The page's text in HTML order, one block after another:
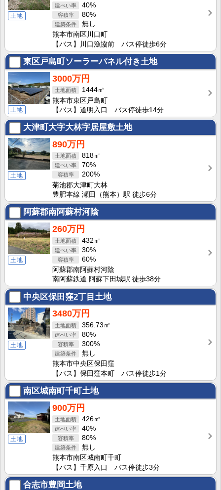
土地
40%
80%
無し
熊本市南区川口町
【バス】川口漁協前 バス停徒歩6分
東区戸島町ソーラーパネル付き土地
土地
3000万円
1444㎡
熊本市東区戸島町
【バス】道明入口 バス停徒歩14分
大津町大字大林字居屋敷土地
土地
890万円
818㎡
70%
200%
菊池郡大津町大林
豊肥本線 瀬田（熊本）駅 徒歩6分
阿蘇郡南阿蘇村河陰
土地
260万円
432㎡
30%
60%
阿蘇郡南阿蘇村河陰
南阿蘇鉄道 阿蘇下田城駅 徒歩38分
中央区保田窪2丁目土地
土地
3480万円
356.73㎡
80%
300%
無し
熊本市中央区保田窪
【バス】保田窪本町 バス停徒歩1分
南区城南町千町土地
土地
900万円
426㎡
40%
80%
無し
熊本市南区城南町千町
【バス】千原入口 バス停徒歩3分
合志市豊岡土地